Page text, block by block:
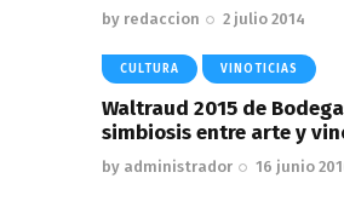
by redaccion 2 julio 2014
CULTURA VINOTICIAS
Waltraud 2015 de
simbiosis entre arte y
by administrador 16 junio